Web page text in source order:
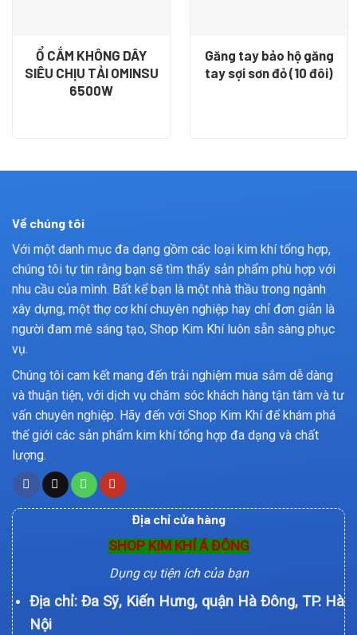
Ổ CẮM KHÔNG DÂY
SIÊU CHỊU TẢI OMINSU
6500W
Găng tay bảo hộ găng
tay sợi sơn đỏ (10 đôi)
Về chúng tôi
Với một danh mục đa dạng gồm các loại kim khí tổng hợp,
chúng tôi tự tin rằng bạn sẽ tìm thấy sản phẩm phù hợp với
nhu cầu của mình. Bất kể bạn là một nhà thầu trong ngành
xây dựng, một thợ cơ khí chuyên nghiệp hay chỉ đơn giản là
người đam mê sáng tạo, Shop Kim Khí luôn sẵn sàng phục
vụ.
Chúng tôi cam kết mang đến trải nghiệm mua sắm dễ dàng
và thuận tiện, với dịch vụ chăm sóc khách hàng tận tâm và tư
vấn chuyên nghiệp. Hãy đến với Shop Kim Khí để khám phá
thế giới các sản phẩm kim khí tổng hợp đa dạng và chất
lượng.
Địa chỉ cửa hàng
SHOP KIM KHÍ Á ĐÔNG
Dụng cụ tiện ích của bạn
Địa chỉ: Đa Sỹ, Kiến Hưng, quận Hà Đông, TP. Hà
Nội